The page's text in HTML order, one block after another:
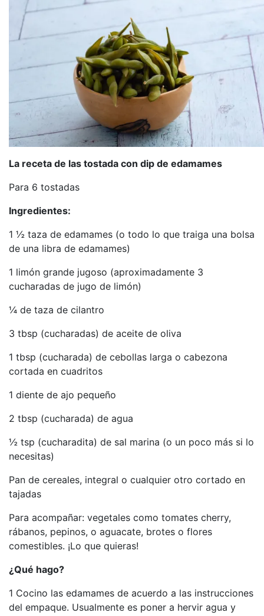
La receta de las tostada con dip de edamames
Para 6 tostadas
Ingredientes:
1 ½ taza de edamames (o todo lo que traiga una bolsa
de una libra de edamames)
1 limón grande jugoso (aproximadamente 3
cucharadas de jugo de limón)
¼ de taza de cilantro
3 tbsp (cucharadas) de aceite de oliva
1 tbsp (cucharada) de cebollas larga o cabezona
cortada en cuadritos
1 diente de ajo pequeño
2 tbsp (cucharada) de agua
½ tsp (cucharadita) de sal marina (o un poco más si lo
necesitas)
Pan de cereales, integral o cualquier otro cortado en
tajadas
Para acompañar: vegetales como tomates cherry,
rábanos, pepinos, o aguacate, brotes o flores
comestibles. ¡Lo que quieras!
¿Qué hago?
1 Cocino las edamames de acuerdo a las instrucciones
del empaque. Usualmente es poner a hervir agua y